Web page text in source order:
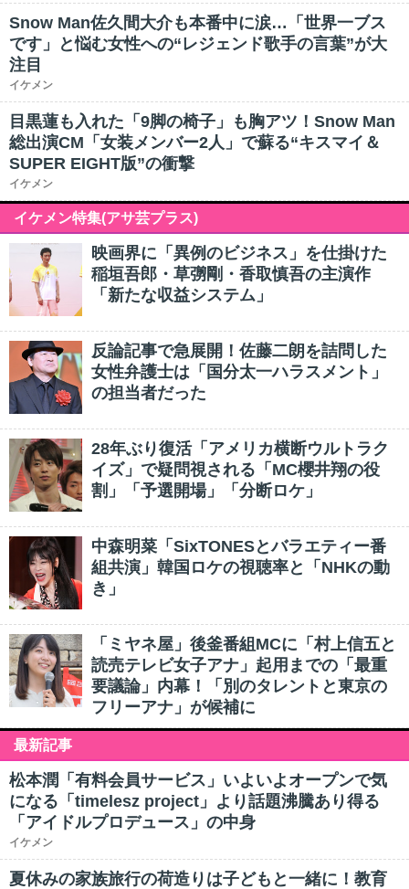
Snow Man佐久間大介も本番中に涙…「世界一ブス
です」と悩む女性への“レジェンド歌手の言葉”が大
注目
イケメン
目黒蓮も入れた「9脚の椅子」も胸アツ！Snow Man
総出演CM「女装メンバー2人」で蘇る“キスマイ＆
SUPER EIGHT版”の衝撃
イケメン
イケメン特集(アサ芸プラス)
映画界に「異例のビジネス」を仕掛けた
稲垣吾郎・草彅剛・香取慎吾の主演作
「新たな収益システム」
反論記事で急展開！佐藤二朗を詰問した
女性弁護士は「国分太一ハラスメント」
の担当者だった
28年ぶり復活「アメリカ横断ウルトラク
イズ」で疑問視される「MC櫻井翔の役
割」「予選開場」「分断ロケ」
中森明菜「SixTONESとバラエティー番
組共演」韓国ロケの視聴率と「NHKの動
き」
「ミヤネ屋」後釜番組MCに「村上信五と
読売テレビ女子アナ」起用までの「最重
要議論」内幕！「別のタレントと東京の
フリーアナ」が候補に
最新記事
松本潤「有料会員サービス」いよいよオープンで気
になる「timelesz project」より話題沸騰あり得る
「アイドルプロデュース」の中身
イケメン
夏休みの家族旅行の荷造りは子どもと一緒に！教育